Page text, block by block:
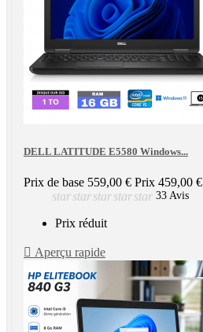
DELL LATITUDE E5580 Windows...
Prix de base 559,00 € Prix 459,00 €
starstarstarstarstar 33 Avis
Prix réduit
 Aperçu rapide